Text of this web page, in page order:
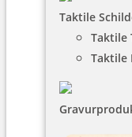
Taktile
Taktile
Taktile